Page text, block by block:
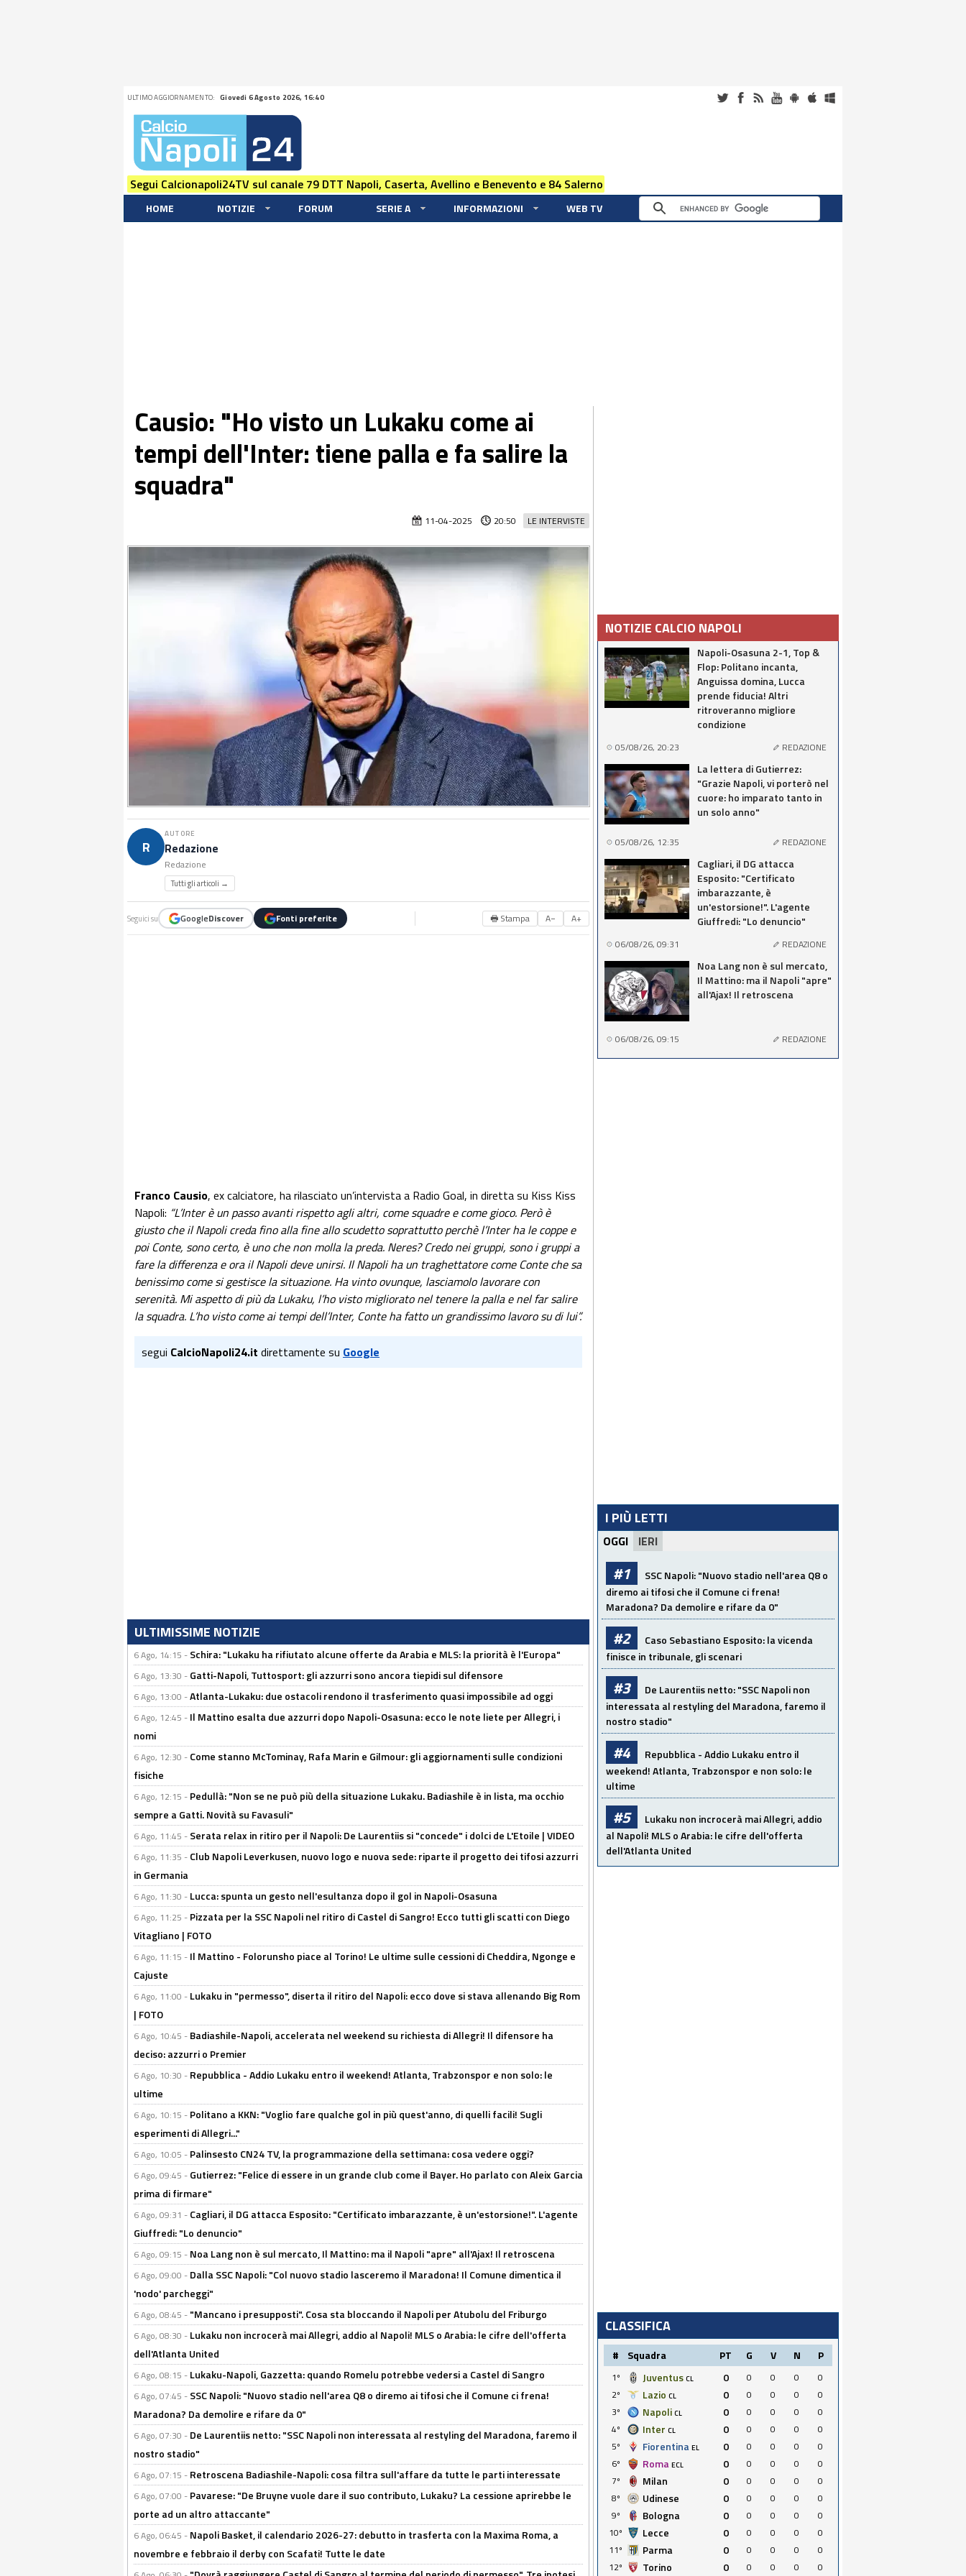
ULTIMO AGGIORNAMENTO: Giovedi 6 Agosto 2026, 16:40
Segui Calcionapoli24TV sul canale 79 DTT Napoli, Caserta, Avellino e Benevento e 84 Salerno
HOME NOTIZIE FORUM SERIE A INFORMAZIONI WEB TV
Causio: "Ho visto un Lukaku come ai
tempi dell'Inter: tiene palla e fa salire la
squadra"
LE INTERVISTE
11-04-2025 20:50
R
AUTORE
Redazione
Redazione
Tutti gli articoli →
Seguici su GoogleDiscover Fonti preferite 🖶 Stampa A− A+
Franco Causio, ex calciatore, ha rilasciato un’intervista a Radio Goal, in diretta su Kiss Kiss
Napoli: “L’Inter è un passo avanti rispetto agli altri, come squadre e come gioco. Però è
giusto che il Napoli creda fino alla fine allo scudetto soprattutto perchè l’Inter ha le coppe e
poi Conte, sono certo, è uno che non molla la preda. Neres? Credo nei gruppi, sono i gruppi a
fare la differenza e ora il Napoli deve unirsi. Il Napoli ha un traghettatore come Conte che sa
benissimo come si gestisce la situazione. Ha vinto ovunque, lasciamolo lavorare con
serenità. Mi aspetto di più da Lukaku, l’ho visto migliorato nel tenere la palla e nel far salire
la squadra. L’ho visto come ai tempi dell’Inter, Conte ha fatto un grandissimo lavoro su di lui”.
segui CalcioNapoli24.it direttamente su Google
ULTIMISSIME NOTIZIE
6 Ago, 14:15 - Schira: "Lukaku ha rifiutato alcune offerte da Arabia e MLS: la priorità è l'Europa"
6 Ago, 13:30 - Gatti-Napoli, Tuttosport: gli azzurri sono ancora tiepidi sul difensore
6 Ago, 13:00 -Atlanta-Lukaku: due ostacoli rendono il trasferimento quasi impossibile ad oggi
6 Ago, 12:45 - Il Mattino esalta due azzurri dopo Napoli-Osasuna: ecco le note liete per Allegri, i
nomi
6 Ago, 12:30 - Come stanno McTominay, Rafa Marin e Gilmour: gli aggiornamenti sulle condizioni
fisiche
6 Ago, 12:15 - Pedullà: "Non se ne può più della situazione Lukaku. Badiashile è in lista, ma occhio
sempre a Gatti. Novità su Favasuli"
6 Ago, 11:45 - Serata relax in ritiro per il Napoli: De Laurentiis si "concede" i dolci de L'Etoile | VIDEO
6 Ago, 11:35 - Club Napoli Leverkusen, nuovo logo e nuova sede: riparte il progetto dei tifosi azzurri
in Germania
6 Ago, 11:30 - Lucca: spunta un gesto nell'esultanza dopo il gol in Napoli-Osasuna
6 Ago, 11:25 - Pizzata per la SSC Napoli nel ritiro di Castel di Sangro! Ecco tutti gli scatti con Diego
Vitagliano | FOTO
6 Ago, 11:15 - Il Mattino - Folorunsho piace al Torino! Le ultime sulle cessioni di Cheddira, Ngonge e
Cajuste
6 Ago, 11:00 - Lukaku in "permesso", diserta il ritiro del Napoli: ecco dove si stava allenando Big Rom
| FOTO
6 Ago, 10:45 - Badiashile-Napoli, accelerata nel weekend su richiesta di Allegri! Il difensore ha
deciso: azzurri o Premier
6 Ago, 10:30 - Repubblica - Addio Lukaku entro il weekend! Atlanta, Trabzonspor e non solo: le
ultime
6 Ago, 10:15 - Politano a KKN: "Voglio fare qualche gol in più quest'anno, di quelli facili! Sugli
esperimenti di Allegri..."
6 Ago, 10:05 - Palinsesto CN24 TV, la programmazione della settimana: cosa vedere oggi?
6 Ago, 09:45 - Gutierrez: "Felice di essere in un grande club come il Bayer. Ho parlato con Aleix Garcia
prima di firmare"
6 Ago, 09:31 - Cagliari, il DG attacca Esposito: "Certificato imbarazzante, è un'estorsione!". L'agente
Giuffredi: "Lo denuncio"
6 Ago, 09:15 - Noa Lang non è sul mercato, Il Mattino: ma il Napoli "apre" all'Ajax! Il retroscena
6 Ago, 09:00 - Dalla SSC Napoli: "Col nuovo stadio lasceremo il Maradona! Il Comune dimentica il
'nodo' parcheggi"
6 Ago, 08:45 - "Mancano i presupposti". Cosa sta bloccando il Napoli per Atubolu del Friburgo
6 Ago, 08:30 - Lukaku non incrocerà mai Allegri, addio al Napoli! MLS o Arabia: le cifre dell'offerta
dell'Atlanta United
6 Ago, 08:15 - Lukaku-Napoli, Gazzetta: quando Romelu potrebbe vedersi a Castel di Sangro
6 Ago, 07:45 - SSC Napoli: "Nuovo stadio nell'area Q8 o diremo ai tifosi che il Comune ci frena!
Maradona? Da demolire e rifare da 0"
6 Ago, 07:30 - De Laurentiis netto: "SSC Napoli non interessata al restyling del Maradona, faremo il
nostro stadio"
6 Ago, 07:15 - Retroscena Badiashile-Napoli: cosa filtra sull'affare da tutte le parti interessate
6 Ago, 07:00 - Pavarese: "De Bruyne vuole dare il suo contributo, Lukaku? La cessione aprirebbe le
porte ad un altro attaccante"
6 Ago, 06:45 - Napoli Basket, il calendario 2026-27: debutto in trasferta con la Maxima Roma, a
novembre e febbraio il derby con Scafati! Tutte le date
NOTIZIE CALCIO NAPOLI
Napoli-Osasuna 2-1, Top &
Flop: Politano incanta,
Anguissa domina, Lucca
prende fiducia! Altri
ritroveranno migliore
condizione
05/08/26, 20:23 REDAZIONE
La lettera di Gutierrez:
"Grazie Napoli, vi porterò nel
cuore: ho imparato tanto in
un solo anno"
05/08/26, 12:35 REDAZIONE
Cagliari, il DG attacca
Esposito: "Certificato
imbarazzante, è
un'estorsione!". L'agente
Giuffredi: "Lo denuncio"
06/08/26, 09:31 REDAZIONE
Noa Lang non è sul mercato,
Il Mattino: ma il Napoli "apre"
all'Ajax! Il retroscena
06/08/26, 09:15 REDAZIONE
I PIÙ LETTI
OGGI IERI
#1
SSC Napoli: "Nuovo stadio nell'area Q8 o
diremo ai tifosi che il Comune ci frena!
Maradona? Da demolire e rifare da 0"
#2
Caso Sebastiano Esposito: la vicenda
finisce in tribunale, gli scenari
#3
De Laurentiis netto: "SSC Napoli non
interessata al restyling del Maradona, faremo il
nostro stadio"
#4
Repubblica - Addio Lukaku entro il
weekend! Atlanta, Trabzonspor e non solo: le
ultime
#5
Lukaku non incrocerà mai Allegri, addio
al Napoli! MLS o Arabia: le cifre dell'offerta
dell'Atlanta United
CLASSIFICA
# Squadra PT G V N P
1º Juventus CL 0 0 0 0
0
2º
Lazio CL 0 0 0 0
0
3º
Napoli CL 0 0 0 0
0
4º
Inter CL 0 0 0 0
0
5º
Fiorentina EL 0 0 0 0
0
6º
Roma ECL 0 0 0 0
0
7º
Milan 0 0 0 0
0
8º
Udinese 0 0 0 0
0
9º
Bologna 0 0 0 0
0
10º
Lecce 0 0 0 0
0
11º
Parma 0 0 0 0
0
12º
Torino 0 0 0 0 0